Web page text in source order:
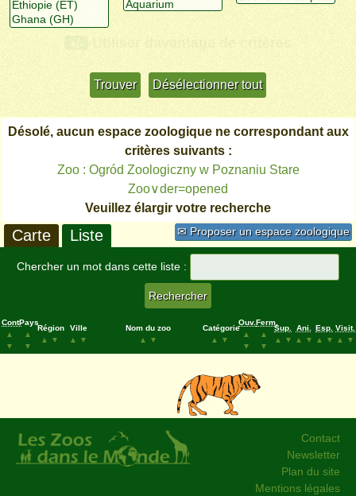
Désolé, aucun espace zoologique ne correspondant aux
critères suivants :
Zoo : Ogród Zoologiczny w Poznaniu Stare
Zoo∨der=opened
Veuillez élargir votre recherche
✉ Proposer un espace zoologique
Carte Liste
Chercher un mot dans cette liste :
Cont.
▲
▼
Pays
▲
▼
Région
▲
▼
Ville
▲
▼
Nom du zoo
▲
▼
Catégorie
▲
▼
Ouv.
▲
▼
Ferm.
▲
▼
Sup.
▲
▼
Ani.
▲
▼
Esp.
▲
▼
Visit.
▲
▼
Contact
Newsletter
Plan du site
Mentions légales